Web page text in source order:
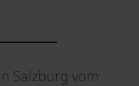
Salzburg vom